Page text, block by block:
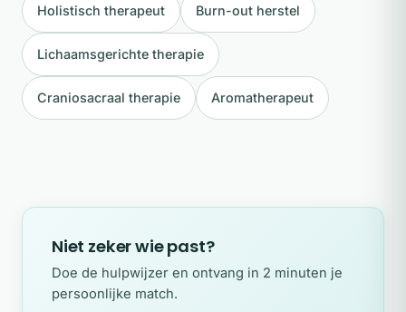
Holistisch therapeut Burn-out herstel
Lichaamsgerichte therapie
Craniosacraal therapie Aromatherapeut
Niet zeker wie past?
Doe de hulpwijzer en ontvang in 2 minuten je
persoonlijke match.